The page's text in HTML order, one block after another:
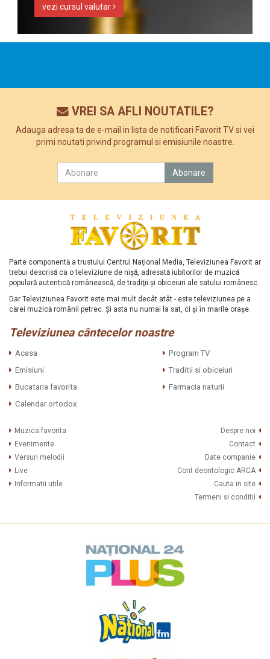
vezi cursul valutar
VREI SA AFLI NOUTATILE?
Adauga adresa ta de e-mail in lista de notificari Favorit TV si vei
primi noutati privind programul si emisiunile noastre.
Parte componentă a trustului Centrul Naţional Media, Televiziunea Favorit ar
trebui descrisă ca o televiziune de nişă, adresată iubitorilor de muzică
populară autentică românească, de tradiţii şi obiceiuri ale satului românesc.
Dar Televiziunea Favorit este mai mult decât atât - este televiziunea pe a
cărei muzică românii petrec. Şi asta nu numai la sat, ci şi în marile oraşe.
Televiziunea cântecelor noastre
Acasa
Program TV
Emisiuni
Traditii si obiceiuri
Bucataria favorita
Farmacia naturii
Calendar ortodox
Muzica favorita
Evenimente
Versuri melodii
Live
Informatii utile
Despre noi
Contact
Date companie
Cont deontologic ARCA
Cauta in site
Termeni si conditii